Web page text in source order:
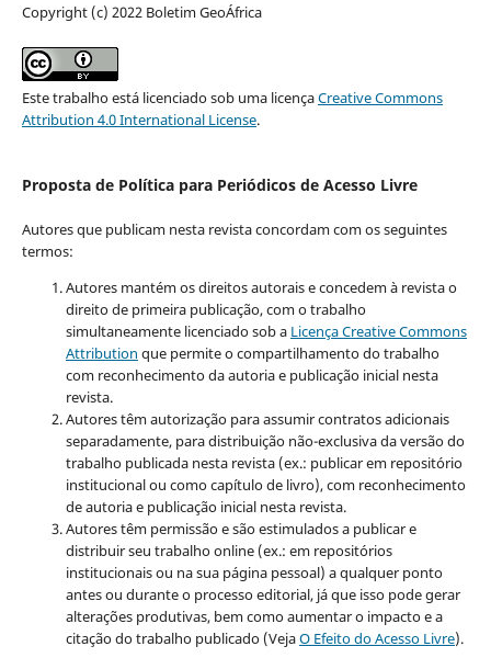
Copyright (c) 2022 Boletim GeoÁfrica
Este trabalho está licenciado sob uma licençaCreative Commons
Attribution 4.0 International License.
Proposta de Política para Periódicos de Acesso Livre
Autores que publicam nesta revista concordam com os seguintes
termos:
Autores mantém os direitos autorais e concedem à revista o
direito de primeira publicação, com o trabalho
simultaneamente licenciado sob a Licença Creative Commons
Attribution que permite o compartilhamento do trabalho
com reconhecimento da autoria e publicação inicial nesta
revista.
Autores têm autorização para assumir contratos adicionais
separadamente, para distribuição não-exclusiva da versão do
trabalho publicada nesta revista (ex.: publicar em repositório
institucional ou como capítulo de livro), com reconhecimento
de autoria e publicação inicial nesta revista.
Autores têm permissão e são estimulados a publicar e
distribuir seu trabalho online (ex.: em repositórios
institucionais ou na sua página pessoal) a qualquer ponto
antes ou durante o processo editorial, já que isso pode gerar
alterações produtivas, bem como aumentar o impacto e a
citação do trabalho publicado (VejaO Efeito do Acesso Livre).